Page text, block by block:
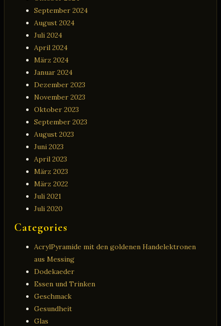
September 2024
August 2024
Juli 2024
April 2024
März 2024
Januar 2024
Dezember 2023
November 2023
Oktober 2023
September 2023
August 2023
Juni 2023
April 2023
März 2023
März 2022
Juli 2021
Juli 2020
Categories
AcrylPyramide mit den goldenen Handelektronen
aus Messing
Dodekaeder
Essen und Trinken
Geschmack
Gesundheit
Glas